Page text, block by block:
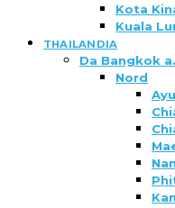
Kota
Kuala
THAILANDIA
Da Bangkok
Nord
Nan